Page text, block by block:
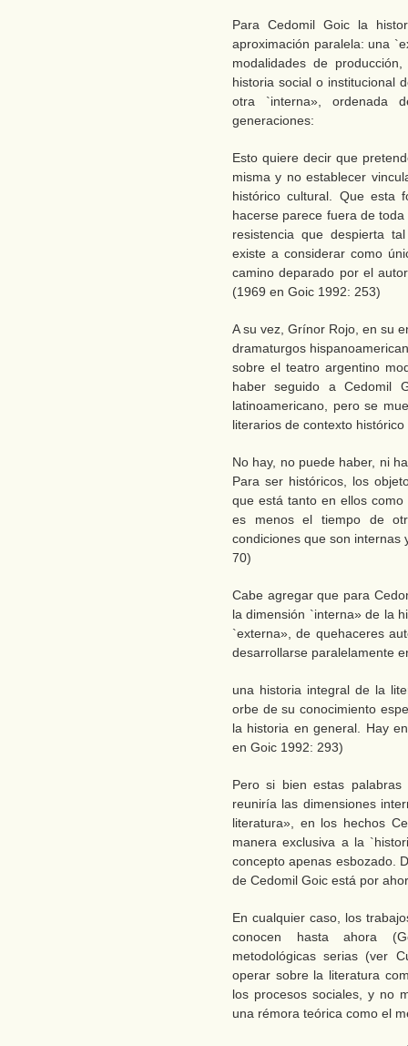
Para Cedomil Goic la
aproximación paralela: una
modalidades de
historia social o institucional
otra `interna», ordenada
generaciones:
Esto quiere decir que
misma y no establecer
histórico cultural. Que esta
hacerse parece fuera de
resistencia que despierta
existe a considerar como
camino deparado por el
(1969 en Goic 1992: 253)
A su vez, Grínor Rojo, en su
dramaturgos
sobre el teatro argentino
haber seguido a Cedomil
latinoamericano, pero se
literarios de contexto
No hay, no puede haber, ni
Para ser históricos, los
que está tanto en ellos
es menos el tiempo de
condiciones que son
70)
Cabe agregar que para
la dimensión `interna» de la
`externa», de quehaceres
desarrollarse paralelamente
una historia integral de la
orbe de su conocimiento
la historia en general. Hay
en Goic 1992: 293)
Pero si bien estas
reuniría las dimensiones
literatura», en los hechos
manera exclusiva a la
concepto apenas esbozado.
de Cedomil Goic está por
En cualquier caso, los
conocen hasta ahora
metodológicas serias (ver
operar sobre la literatura
los procesos sociales, y no
una rémora teórica como el